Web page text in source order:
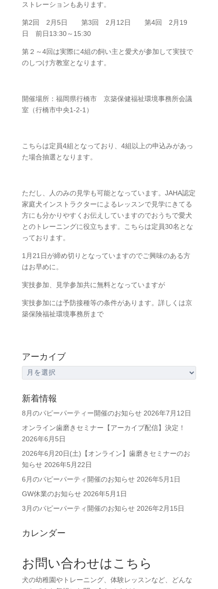
ストレーションもあります。
第2回 2月5日 第3回 2月12日 第4回 2月19
日 前日13:30～15:30
第２～4回は実際に4組の飼い主と愛犬が参加して実技で
のしつけ方教室となります。
開催場所：福岡県行橋市 京築保健福祉環境事務所会議
室（行橋市中央1-2-1）
こちらは定員4組となっており、4組以上の申込みがあっ
た場合抽選となります。
ただし、人のみの見学も可能となっています。JAHA認定
家庭犬インストラクターによるレッスンで見学にきてる
方にも分かりやすくお伝えしていますのでおうちで愛犬
とのトレーニングに役立ちます。こちらは定員30名とな
っております。
1月21日が締め切りとなっていますのでご興味のある方
はお早めに。
実技参加、見学参加共に無料となっていますが
実技参加には予防接種等の条件があります。詳しくは京
築保険福祉環境事務所まで
アーカイブ
ー
カ
イ
ブ
新着情報
8月のパピーパーティー開催のお知らせ 2026年7月12日
オンライン歯磨きセミナー【アーカイブ配信】決定！
2026年6月5日
2026年6月20日(土)【オンライン】歯磨きセミナーのお
知らせ 2026年5月22日
6月のパピーパーティ開催のお知らせ 2026年5月1日
GW休業のお知らせ 2026年5月1日
3月のパピーパーティ開催のお知らせ 2026年2月15日
カレンダー
お問い合わせはこちら
犬の幼稚園やトレーニング、体験レッスンなど、どんな